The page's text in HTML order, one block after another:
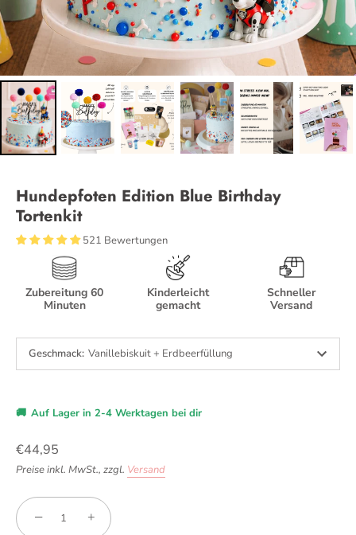
Hundepfoten Edition Blue Birthday
Tortenkit
521 Bewertungen
Zubereitung 60
Minuten
Kinderleicht
gemacht
Schneller
Versand
Geschmack: Vanillebiskuit + Erdbeerfüllung
🚚 Auf Lager in 2-4 Werktagen bei dir
€44,95
Preise inkl. MwSt., zzgl. Versand
− +